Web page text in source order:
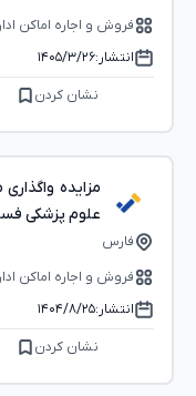
فروش و اجاره اماکن
انتشار:۱۴۰۵/۳/۲۶
نشان کردن
مزایده
علوم پزشکی
فارس
فروش و اجاره اماکن
انتشار:۱۴۰۴/۸/۲۵
نشان کردن